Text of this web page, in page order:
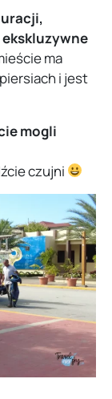
ma
i jest
mogli
czujni